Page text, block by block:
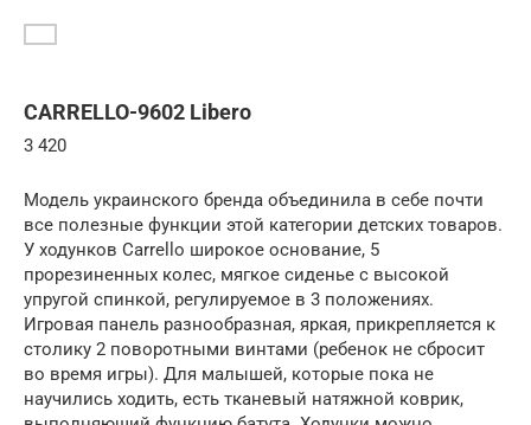
CARRELLO-9602 Libero
3 420
Модель украинского бренда объединила в себе почти
все полезные функции этой категории детских товаров.
У ходунков Carrello широкое основание, 5
прорезиненных колес, мягкое сиденье с высокой
упругой спинкой, регулируемое в 3 положениях.
Игровая панель разнообразная, яркая, прикрепляется к
столику 2 поворотными винтами (ребенок не сбросит
во время игры). Для малышей, которые пока не
научились ходить, есть тканевый натяжной коврик,